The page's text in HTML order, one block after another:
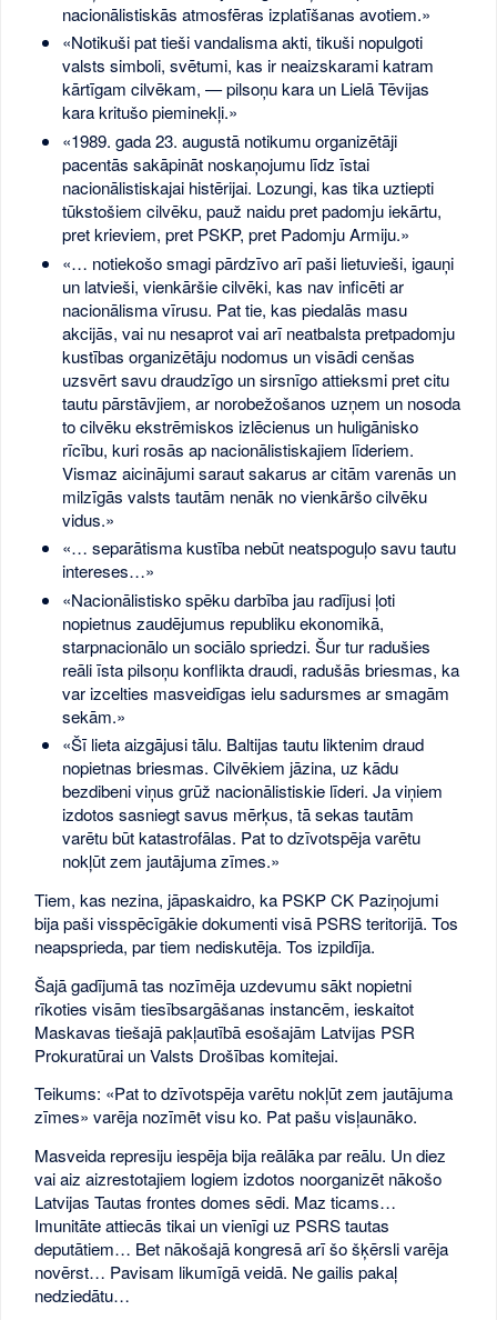
nacionālistiskās atmosfēras izplatīšanas avotiem.»
«Notikuši pat tieši vandalisma akti, tikuši nopulgoti
valsts simboli, svētumi, kas ir neaizskarami katram
kārtīgam cilvēkam, — pilsoņu kara un Lielā Tēvijas
kara kritušo pieminekļi.»
«1989. gada 23. augustā notikumu organizētāji
pacentās sakāpināt noskaņojumu līdz īstai
nacionālistiskajai histērijai. Lozungi, kas tika uztiepti
tūkstošiem cilvēku, pauž naidu pret padomju iekārtu,
pret krieviem, pret PSKP, pret Padomju Armiju.»
«… notiekošo smagi pārdzīvo arī paši lietuvieši, igauņi
un latvieši, vienkāršie cilvēki, kas nav inficēti ar
nacionālisma vīrusu. Pat tie, kas piedalās masu
akcijās, vai nu nesaprot vai arī neatbalsta pretpadomju
kustības organizētāju nodomus un visādi cenšas
uzsvērt savu draudzīgo un sirsnīgo attieksmi pret citu
tautu pārstāvjiem, ar norobežošanos uzņem un nosoda
to cilvēku ekstrēmiskos izlēcienus un huligānisko
rīcību, kuri rosās ap nacionālistiskajiem līderiem.
Vismaz aicinājumi saraut sakarus ar citām varenās un
milzīgās valsts tautām nenāk no vienkāršo cilvēku
vidus.»
«… separātisma kustība nebūt neatspoguļo savu tautu
intereses…»
«Nacionālistisko spēku darbība jau radījusi ļoti
nopietnus zaudējumus republiku ekonomikā,
starpnacionālo un sociālo spriedzi. Šur tur radušies
reāli īsta pilsoņu konflikta draudi, radušās briesmas, ka
var izcelties masveidīgas ielu sadursmes ar smagām
sekām.»
«Šī lieta aizgājusi tālu. Baltijas tautu liktenim draud
nopietnas briesmas. Cilvēkiem jāzina, uz kādu
bezdibeni viņus grūž nacionālistiskie līderi. Ja viņiem
izdotos sasniegt savus mērķus, tā sekas tautām
varētu būt katastrofālas. Pat to dzīvotspēja varētu
nokļūt zem jautājuma zīmes.»
Tiem, kas nezina, jāpaskaidro, ka PSKP CK Paziņojumi
bija paši visspēcīgākie dokumenti visā PSRS teritorijā. Tos
neapsprieda, par tiem nediskutēja. Tos izpildīja.
Šajā gadījumā tas nozīmēja uzdevumu sākt nopietni
rīkoties visām tiesībsargāšanas instancēm, ieskaitot
Maskavas tiešajā pakļautībā esošajām Latvijas PSR
Prokuratūrai un Valsts Drošības komitejai.
Teikums: «Pat to dzīvotspēja varētu nokļūt zem jautājuma
zīmes» varēja nozīmēt visu ko. Pat pašu visļaunāko.
Masveida represiju iespēja bija reālāka par reālu. Un diez
vai aiz aizrestotajiem logiem izdotos noorganizēt nākošo
Latvijas Tautas frontes domes sēdi. Maz ticams…
Imunitāte attiecās tikai un vienīgi uz PSRS tautas
deputātiem… Bet nākošajā kongresā arī šo šķērsli varēja
novērst… Pavisam likumīgā veidā. Ne gailis pakaļ
nedziedātu…